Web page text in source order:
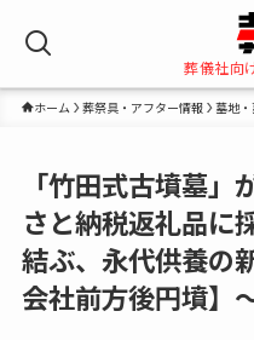
葬儀社向
ホーム 葬祭具・アフター情報 墓地
「竹田式古墳墓
さと納税返礼品に
結ぶ、永代供養の
会社前方後円墳】